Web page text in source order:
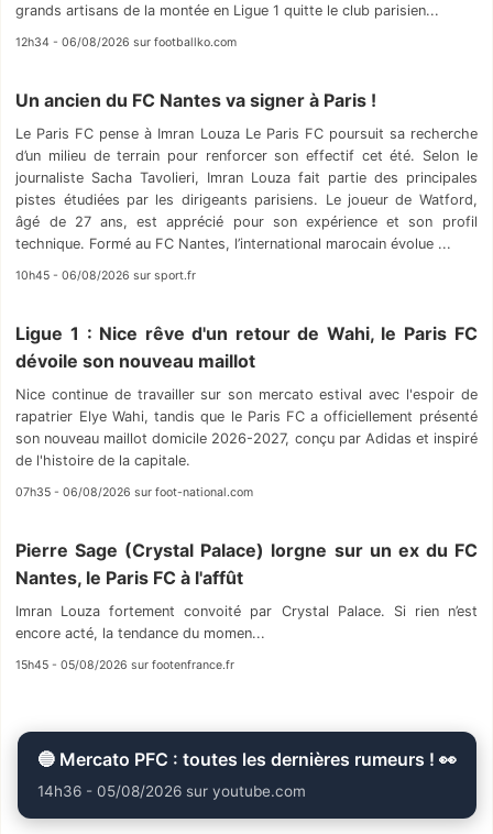
grands artisans de la montée en Ligue 1 quitte le club parisien...
12h34 - 06/08/2026 sur footballko.com
Un ancien du FC Nantes va signer à Paris !
Le Paris FC pense à Imran Louza Le Paris FC poursuit sa recherche
d’un milieu de terrain pour renforcer son effectif cet été. Selon le
journaliste Sacha Tavolieri, Imran Louza fait partie des principales
pistes étudiées par les dirigeants parisiens. Le joueur de Watford,
âgé de 27 ans, est apprécié pour son expérience et son profil
technique. Formé au FC Nantes, l’international marocain évolue ...
10h45 - 06/08/2026 sur sport.fr
Ligue 1 : Nice rêve d'un retour de Wahi, le Paris FC
dévoile son nouveau maillot
Nice continue de travailler sur son mercato estival avec l'espoir de
rapatrier Elye Wahi, tandis que le Paris FC a officiellement présenté
son nouveau maillot domicile 2026-2027, conçu par Adidas et inspiré
de l'histoire de la capitale.
07h35 - 06/08/2026 sur foot-national.com
Pierre Sage (Crystal Palace) lorgne sur un ex du FC
Nantes, le Paris FC à l'affût
Imran Louza fortement convoité par Crystal Palace. Si rien n’est
encore acté, la tendance du momen...
15h45 - 05/08/2026 sur footenfrance.fr
🔵 Mercato PFC : toutes les dernières rumeurs ! 👀
14h36 - 05/08/2026 sur youtube.com